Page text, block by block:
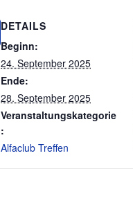
DETAILS
Beginn:
24. September 2025
Ende:
28. September 2025
Veranstaltungskategorie
:
Alfaclub Treffen